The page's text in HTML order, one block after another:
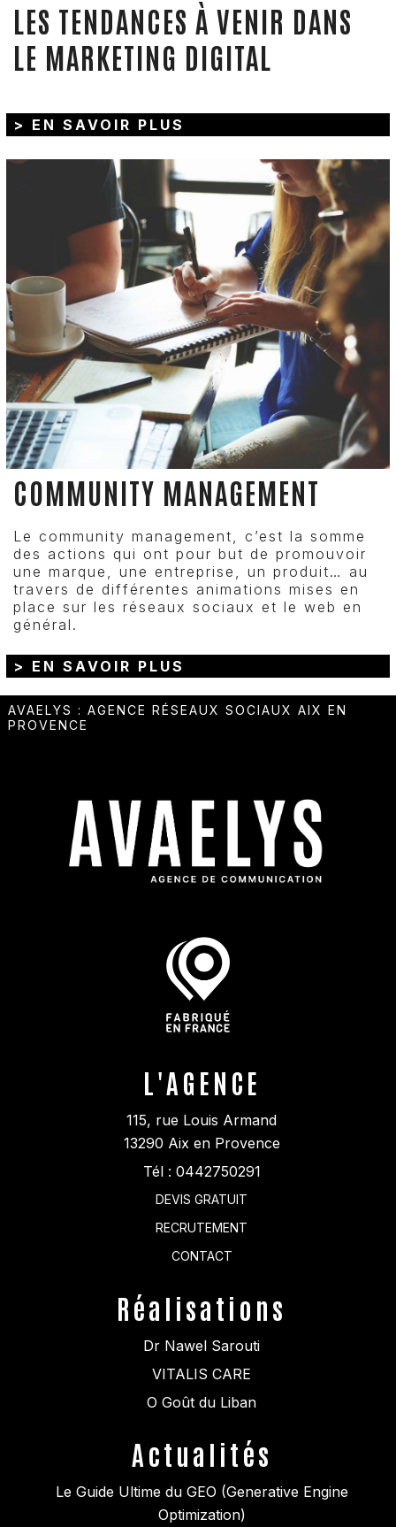
LES TENDANCES À VENIR DANS
LE MARKETING DIGITAL
> EN SAVOIR PLUS
COMMUNITY MANAGEMENT
Le community management, c’est la somme
des actions qui ont pour but de promouvoir
une marque, une entreprise, un produit… au
travers de différentes animations mises en
place sur les réseaux sociaux et le web en
général.
> EN SAVOIR PLUS
AVAELYS : AGENCE RÉSEAUX SOCIAUX AIX EN
PROVENCE
L'AGENCE
115, rue Louis Armand
13290 Aix en Provence
Tél : 0442750291
DEVIS GRATUIT
RECRUTEMENT
CONTACT
Réalisations
Dr Nawel Sarouti
VITALIS CARE
O Goût du Liban
Actualités
Le Guide Ultime du GEO (Generative Engine
Optimization)